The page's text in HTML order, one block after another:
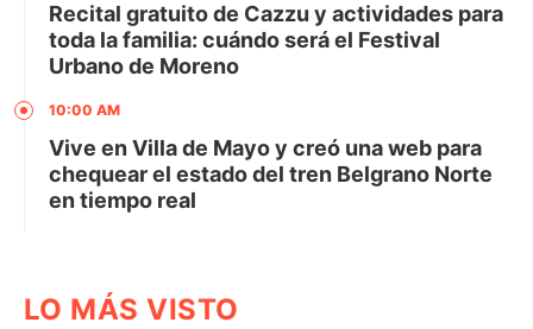
Recital gratuito de Cazzu y actividades para
toda la familia: cuándo será el Festival
Urbano de Moreno
10:00 AM
Vive en Villa de Mayo y creó una web para
chequear el estado del tren Belgrano Norte
en tiempo real
LO MÁS VISTO